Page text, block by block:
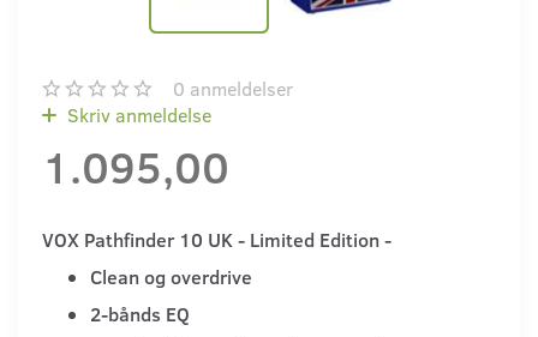
0 anmeldelser
Skriv anmeldelse
1.095,00
VOX Pathfinder 10 UK - Limited Edition -
Clean og overdrive
2-bånds EQ